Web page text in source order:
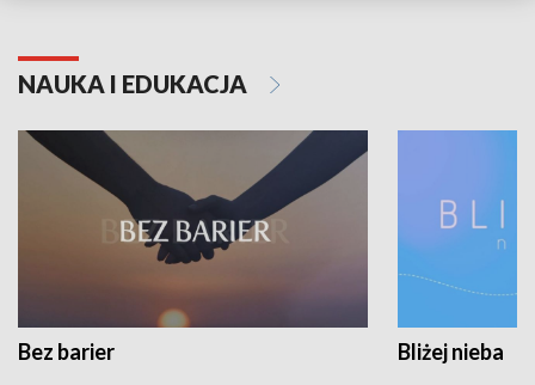
NAUKA I EDUKACJA
Bez barier Bliżej nieba